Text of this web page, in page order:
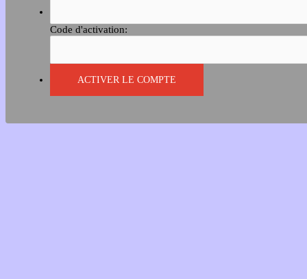
Code d'activation: